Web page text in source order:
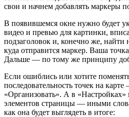
свои и начнем добавлять маркеры
В появившемся окне нужно будет
видео и превью для картинки,
подзаголовок и, конечно же,
куда отправится маркер. Ваша
Дальше — по тому же принципу
Если ошиблись или хотите
последовательность точек на
«Организовать». А в
элементов страницы — иными
как она будет выглядеть в итоге: